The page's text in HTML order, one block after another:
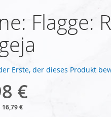
Flagge:
Erste, der dieses Produkt
€
16,79 €